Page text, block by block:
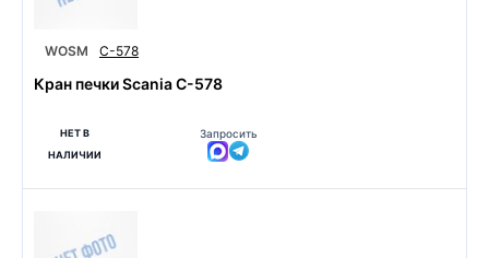
WOSM C-578
Кран печки Scania C-578
НЕТ В
НАЛИЧИИ
Запросить